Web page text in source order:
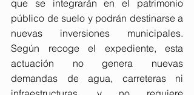
que se integrarán en el patrimonio
público de suelo y podrán destinarse a
nuevas inversiones municipales.
Según recoge el expediente, esta
actuación no genera nuevas
demandas de agua, carreteras ni